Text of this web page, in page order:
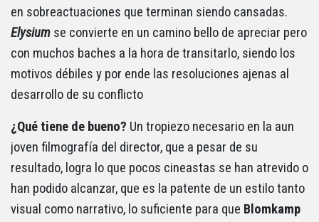
en sobreactuaciones que terminan siendo cansadas.
Elysium se convierte en un camino bello de apreciar pero
con muchos baches a la hora de transitarlo, siendo los
motivos débiles y por ende las resoluciones ajenas al
desarrollo de su conflicto
¿Qué tiene de bueno? Un tropiezo necesario en la aun
joven filmografía del director, que a pesar de su
resultado, logra lo que pocos cineastas se han atrevido o
han podido alcanzar, que es la patente de un estilo tanto
visual como narrativo, lo suficiente para que Blomkamp